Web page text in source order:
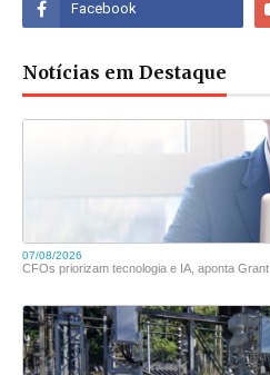
Notícias em Destaque